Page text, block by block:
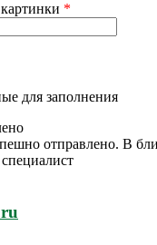
*
для заполнения
отправлено. В